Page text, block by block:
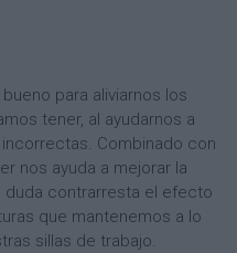
para aliviarnos los
tener, al ayudarnos a
Combinado con
nos ayuda a mejorar la
duda contrarresta el efecto
que mantenemos a lo
sillas de trabajo.